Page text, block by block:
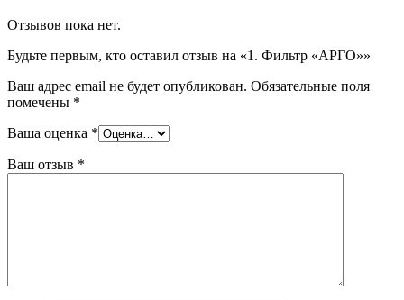
Отзывов пока нет.
Будьте первым, кто оставил отзыв на «1. Фильтр «АРГО»»
Ваш адрес email не будет опубликован. Обязательные поля
помечены *
Ваша оценка *
Ваш отзыв *